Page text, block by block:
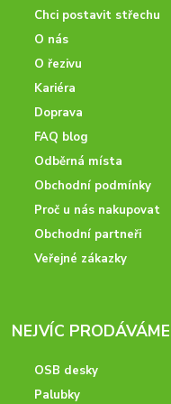
Chci postavit střechu
O nás
O řezivu
Kariéra
Doprava
FAQ blog
Odběrná místa
Obchodní podmínky
Proč u nás nakupovat
Obchodní partneři
Veřejné zákazky
NEJVÍC PRODÁVÁME
OSB desky
Palubky